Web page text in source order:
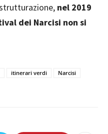
nel 2019
dei Narcisi non si
itinerari verdi
Narcisi